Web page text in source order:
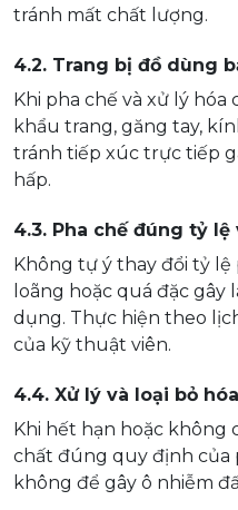
tránh mất chất lượng.
4.2. Trang bị đồ dùng
Khi pha chế và xử lý
khẩu trang, găng tay,
tránh tiếp xúc trực tiếp
hấp.
4.3. Pha chế đúng tỷ
Không tự ý thay đổi tỷ
loãng hoặc quá đặc
dụng. Thực hiện theo
của kỹ thuật viên.
4.4. Xử lý và loại bỏ
Khi hết hạn hoặc không
chất đúng quy định của
không để gây ô nhiễm